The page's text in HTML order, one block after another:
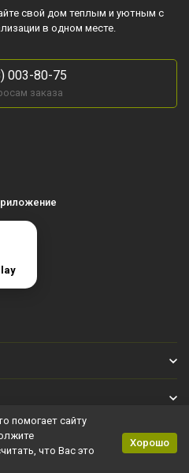
свой дом теплым и уютным с
в одном месте.
003-80-75
заказа
помогает сайту
что Вас это
Хорошо